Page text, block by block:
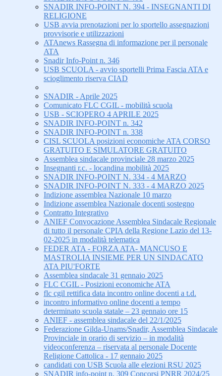
SNADIR INFO-POINT N. 394 - INSEGNANTI DI
RELIGIONE
USB avvia prenotazioni per lo sportello assegnazioni
provvisorie e utilizzazioni
ATAnews Rassegna di informazione per il personale
ATA
Snadir Info-Point n. 346
USB SCUOLA - avvio sportelli Prima Fascia ATA e
scioglimento riserva CIAD
SNADIR - Aprile 2025
Comunicato FLC CGIL - mobilità scuola
USB - SCIOPERO 4 APRILE 2025
SNADIR INFO-POINT n. 342
SNADIR INFO-POINT n. 338
CISL SCUOLA posizioni economiche ATA CORSO
GRATUITO E SIMULATORE GRATUITO
Assemblea sindacale provinciale 28 marzo 2025
Insegnanti r.c. - locandina mobilità 2025
SNADIR INFO-POINT N. 334 - 4 MARZO
SNADIR INFO-POINT N. 333 - 4 MARZO 2025
Indizione assemblea Nazionale 10 marzo
Indizione assemblea Nazionale docenti sostegno
Contratto Integrativo
ANIEF Convocazione Assemblea Sindacale Regionale
di tutto il personale CPIA della Regione Lazio del 13-
02-2025 in modalità telematica
FEDER ATA - FORZA ATA- MANCUSO E
MASTROLIA INSIEME PER UN SINDACATO
ATA PIU'FORTE
Assemblea sindacale 31 gennaio 2025
FLC CGIL - Posizioni economiche ATA
flc cgil rettifica data incontro online docenti a t.d.
incontro informativo online docenti a tempo
determinato scuola statale – 23 gennaio ore 15
ANIEF - assemblea sindacale del 22/1/2025
Federazione Gilda-Unams/Snadir, Assemblea Sindacale
Provinciale in orario di servizio – in modalità
videoconferenza – riservata al personale Docente
Religione Cattolica - 17 gennaio 2025
candidati con USB Scuola alle elezioni RSU 2025
SNADIR info-point n. 309 Concorsi PNRR 2024/25